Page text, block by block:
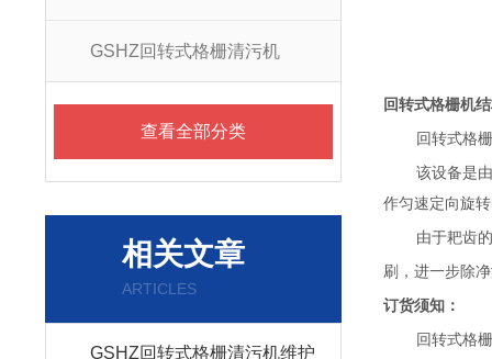
GSHZ回转式格栅清污机
查看全部分类
相关文章
ARTICLES
GSHZ回转式格栅清污机维护
回转式格栅机结
回转式格栅
该设备是
作匀速定向旋转
由于耙齿
刷，进一步除净
订货须知：
回转式格栅